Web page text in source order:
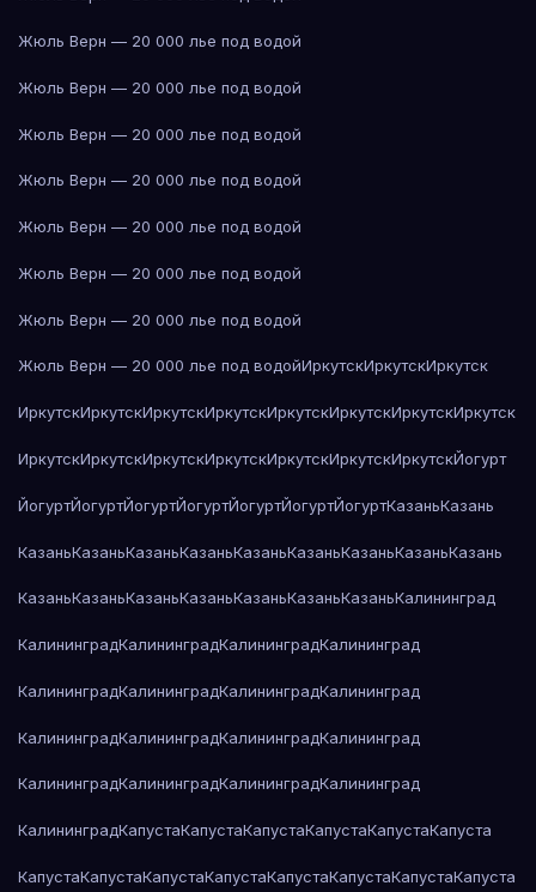
Жюль Верн — 20 000 лье под водой
Жюль Верн — 20 000 лье под водой
Жюль Верн — 20 000 лье под водой
Жюль Верн — 20 000 лье под водой
Жюль Верн — 20 000 лье под водой
Жюль Верн — 20 000 лье под водой
Жюль Верн — 20 000 лье под водой
Жюль Верн — 20 000 лье под водойИркутскИркутскИркутск
ИркутскИркутскИркутскИркутскИркутскИркутскИркутскИркутск
ИркутскИркутскИркутскИркутскИркутскИркутскИркутскЙогурт
ЙогуртЙогуртЙогуртЙогуртЙогуртЙогуртЙогуртКазаньКазань
КазаньКазаньКазаньКазаньКазаньКазаньКазаньКазаньКазань
КазаньКазаньКазаньКазаньКазаньКазаньКазаньКалининград
КалининградКалининградКалининградКалининград
КалининградКалининградКалининградКалининград
КалининградКалининградКалининградКалининград
КалининградКалининградКалининградКалининград
КалининградКапустаКапустаКапустаКапустаКапустаКапуста
КапустаКапустаКапустаКапустаКапустаКапустаКапустаКапуста